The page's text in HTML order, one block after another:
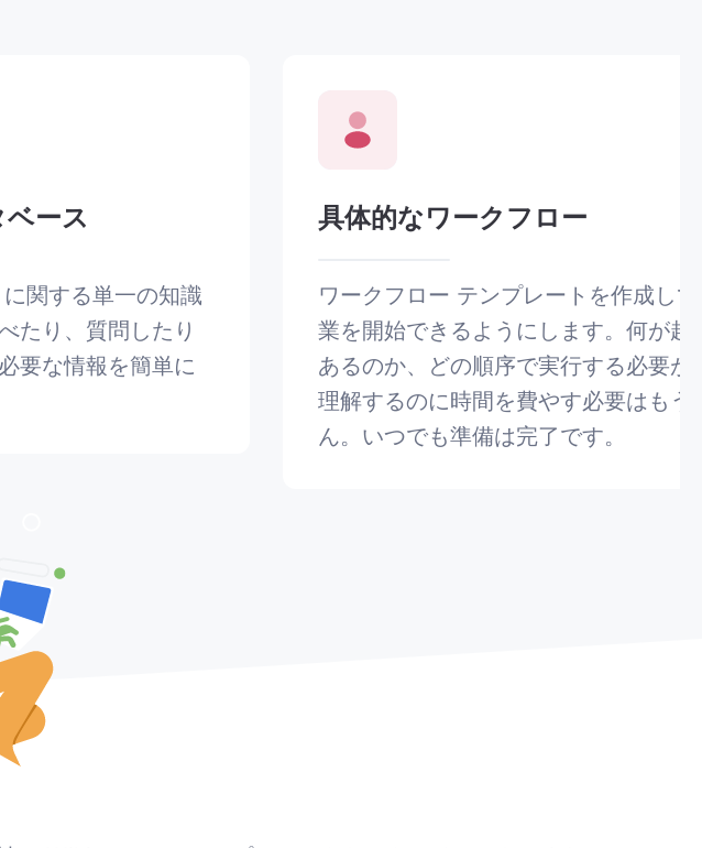
ース
関する単一の知識
たり、質問したり
要な情報を簡単に
具体的なワークフロー
ワークフロー テンプレートを作成し
業を開始できるようにします。何が起
あるのか​​、どの順序で実行する必要が
理解するのに時間を費やす必要はもう
ん。いつでも準備は完了です。